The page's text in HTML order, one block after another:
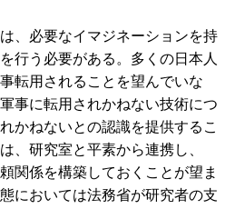
、必要なイマジネーションを持
行う必要がある。多くの日本人
転用されることを望んでいな
事に転用されかねない技術につ
かねないとの認識を提供するこ
、研究室と平素から連携し、
関係を構築しておくことが望ま
においては法務省が研究者の支